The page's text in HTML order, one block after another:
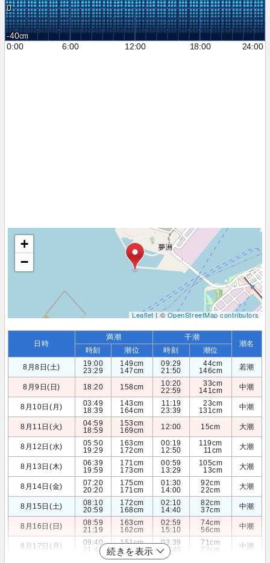
0
-40
0:00
6:00 12:00 18:00 24:00
+
−
Leaflet| ©OpenStreetMap contributors
日時
満潮 干潮
潮名
時刻 潮位 時刻
潮位
8月8日(土)
19:00
23:29
149cm
147cm
09:29
21:50
44cm
146cm
若潮
8月9日(日) 18:20 158cm
10:20
22:59
33cm
141cm
中潮
8月10日(月)
03:49
18:39
143cm
164cm
11:19
23:39
23cm
131cm
中潮
8月11日(火)
04:59
18:59
153cm
169cm
12:00 15cm 大潮
8月12日(水)
05:50
19:29
163cm
172cm
00:19
12:50
119cm
11cm
大潮
8月13日(木)
06:39
19:59
171cm
173cm
00:59
13:29
105cm
13cm
大潮
8月14日(金)
07:20
20:20
175cm
171cm
01:30
14:00
92cm
22cm
大潮
8月15日(土)
08:10
20:59
172cm
168cm
02:10
14:40
82cm
37cm
中潮
8月16日(日)
08:59
21:19
163cm
162cm
02:59
15:10
74cm
56cm
中潮
8月17日(月)
09:40
21:40
151cm
156cm
03:39
15:40
71cm
77cm
中潮
続きを表示